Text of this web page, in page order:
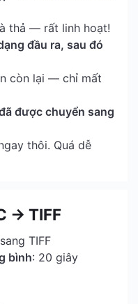
thả — rất linh hoạt!
đầu ra, sau đó
còn lại — chỉ mất
được chuyển sang
thôi. Quá dễ
→ TIFF
TIFF
bình: 20 giây